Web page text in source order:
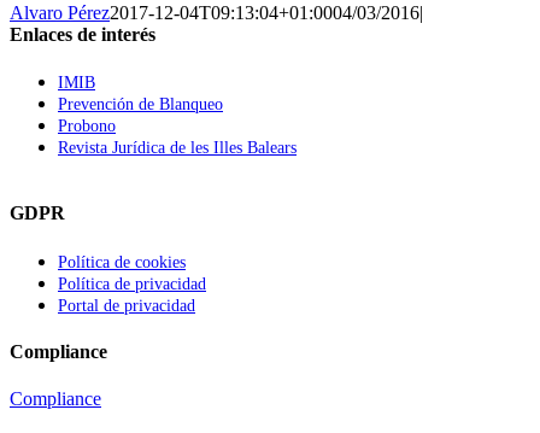
Alvaro Pérez2017-12-04T09:13:04+01:0004/03/2016|
Enlaces de interés
IMIB
Prevención de Blanqueo
Probono
Revista Jurídica de les Illes Balears
GDPR
Política de cookies
Política de privacidad
Portal de privacidad
Compliance
Compliance